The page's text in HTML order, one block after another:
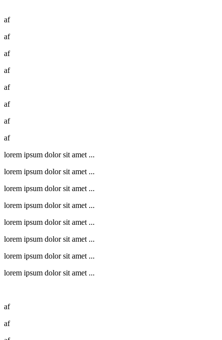
af
af
af
af
af
af
af
af
lorem ipsum dolor sit amet ...
lorem ipsum dolor sit amet ...
lorem ipsum dolor sit amet ...
lorem ipsum dolor sit amet ...
lorem ipsum dolor sit amet ...
lorem ipsum dolor sit amet ...
lorem ipsum dolor sit amet ...
lorem ipsum dolor sit amet ...
af
af